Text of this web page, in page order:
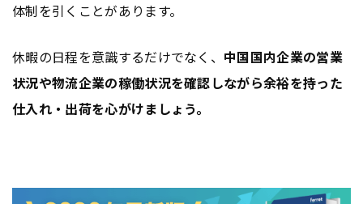
体制を引くことがあります。
休暇の日程を意識するだけでなく、 中国国内企業の営業
状況や物流企業の稼働状況を確認しながら余裕を持った
仕入れ・出荷を心がけましょう。